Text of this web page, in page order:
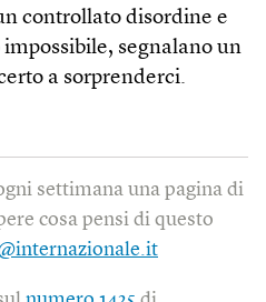
controllato disordine e
segnalano un
a sorprenderci.
settimana una pagina di
cosa pensi di questo